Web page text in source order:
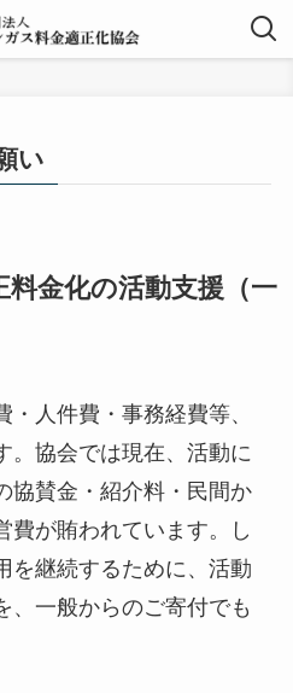
い
金化の活動支援（一
人件費・事務経費等、
。協会では現在、活動に
協賛金・紹介料・民間か
費が賄われています。し
を継続するために、活動
、一般からのご寄付でも